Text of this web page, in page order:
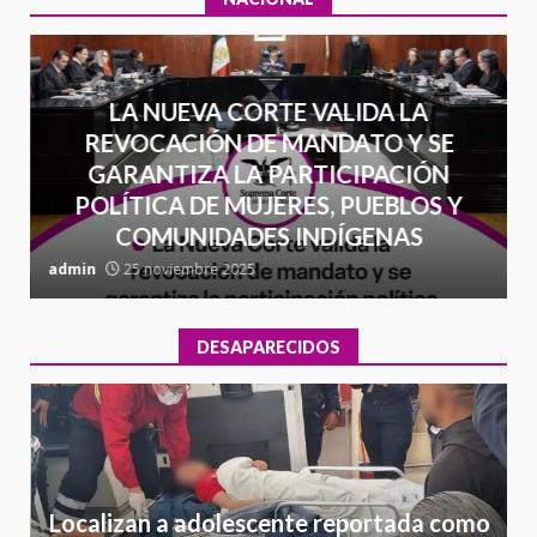
LA NUEVA CORTE VALIDA LA
REVOCACIÓN DE MANDATO Y SE
GARANTIZA LA PARTICIPACIÓN
POLÍTICA DE MUJERES, PUEBLOS Y
COMUNIDADES INDÍGENAS
admin 25 noviembre 2025
DESAPARECIDOS
Localizan a adolescente reportada como